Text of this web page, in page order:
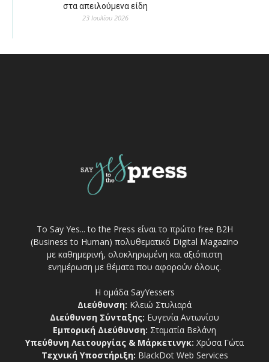
στα απειλούμενα είδη
23 Ιουλίου 2026
Το Say Yes... to the Press είναι το πρώτο free Β2Η
(Business to Human) πολυθεματικό Digital Magazino
με καθημερινή, ολοκληρωμένη και αξιόπιστη
ενημέρωση με θέματα που αφορούν όλους.
Η ομάδα SayYessers
Διεύθυνση: Κλειώ Στυλιαρά
Διεύθυνση Σύνταξης: Ευγενία Αντωνίου
Εμπορική Διεύθυνση: Σταματία Βελάνη
Υπεύθυνη Λειτουργίας & Μάρκετινγκ: Χρύσα Γώτα
Τεχνική Υποστήριξη: BlackDot Web Services